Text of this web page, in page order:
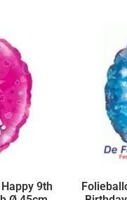
9th